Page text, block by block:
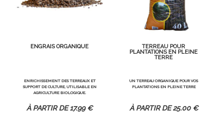
ENGRAIS ORGANIQUE
ENRICHISSEMENT DES TERREAUX ET
SUPPORT DE CULTURE, UTILISABLE EN
AGRICULTURE BIOLOGIQUE.
17.99 €
TERREAU POUR
PLANTATIONS EN PLEINE
TERRE
UN TERREAU ORGANIQUE POUR VOS
PLANTATIONS EN PLEINE TERRE
25.00 €